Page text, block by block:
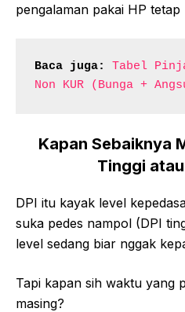
pengalaman pakai HP tetap
Baca juga:
Tabel
Non KUR (Bunga +
Kapan Sebaiknya
Tinggi
DPI itu kayak level
suka pedes nampol (DPI
level sedang biar nggak
Tapi kapan sih waktu yang
masing?